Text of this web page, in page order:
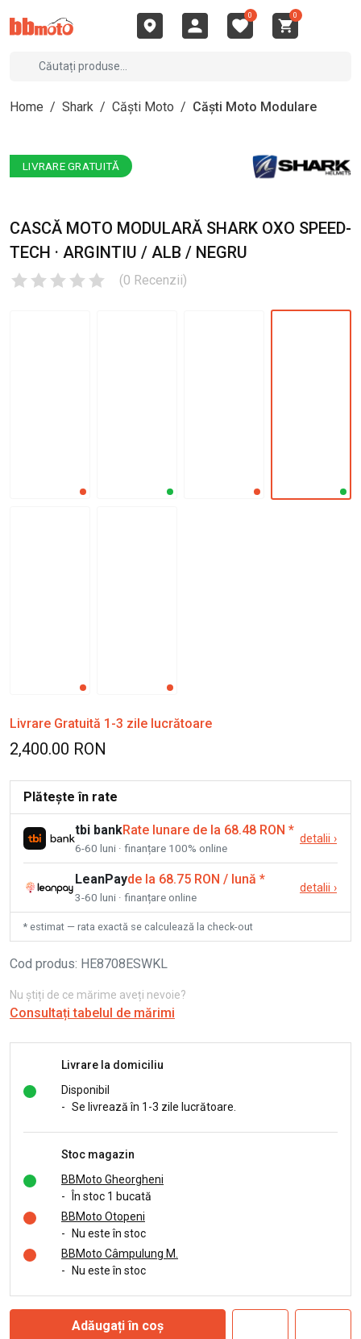
0 0
Home / Shark / Căști Moto / Căști Moto Modulare
LIVRARE GRATUITĂ
CASCĂ MOTO MODULARĂ SHARK OXO SPEED-
TECH · ARGINTIU / ALB / NEGRU
(0 Recenzii)
Livrare Gratuită 1-3 zile lucrătoare
2,400.00 RON
Plătește în rate
tbi bankRate lunare de la 68.48 RON *
6-60 luni · finanțare 100% online
detalii ›
LeanPayde la 68.75 RON / lună *
3-60 luni · finanțare online
detalii ›
* estimat — rata exactă se calculează la check-out
Cod produs: HE8708ESWKL
Nu știți de ce mărime aveți nevoie?
Consultați tabelul de mărimi
Livrare la domiciliu
Disponibil
- Se livrează în 1-3 zile lucrătoare.
Stoc magazin
BBMoto Gheorgheni
-
În stoc 1 bucată
BBMoto Otopeni
-
Nu este în stoc
BBMoto Câmpulung M.
-
Nu este în stoc
Adăugați în coș